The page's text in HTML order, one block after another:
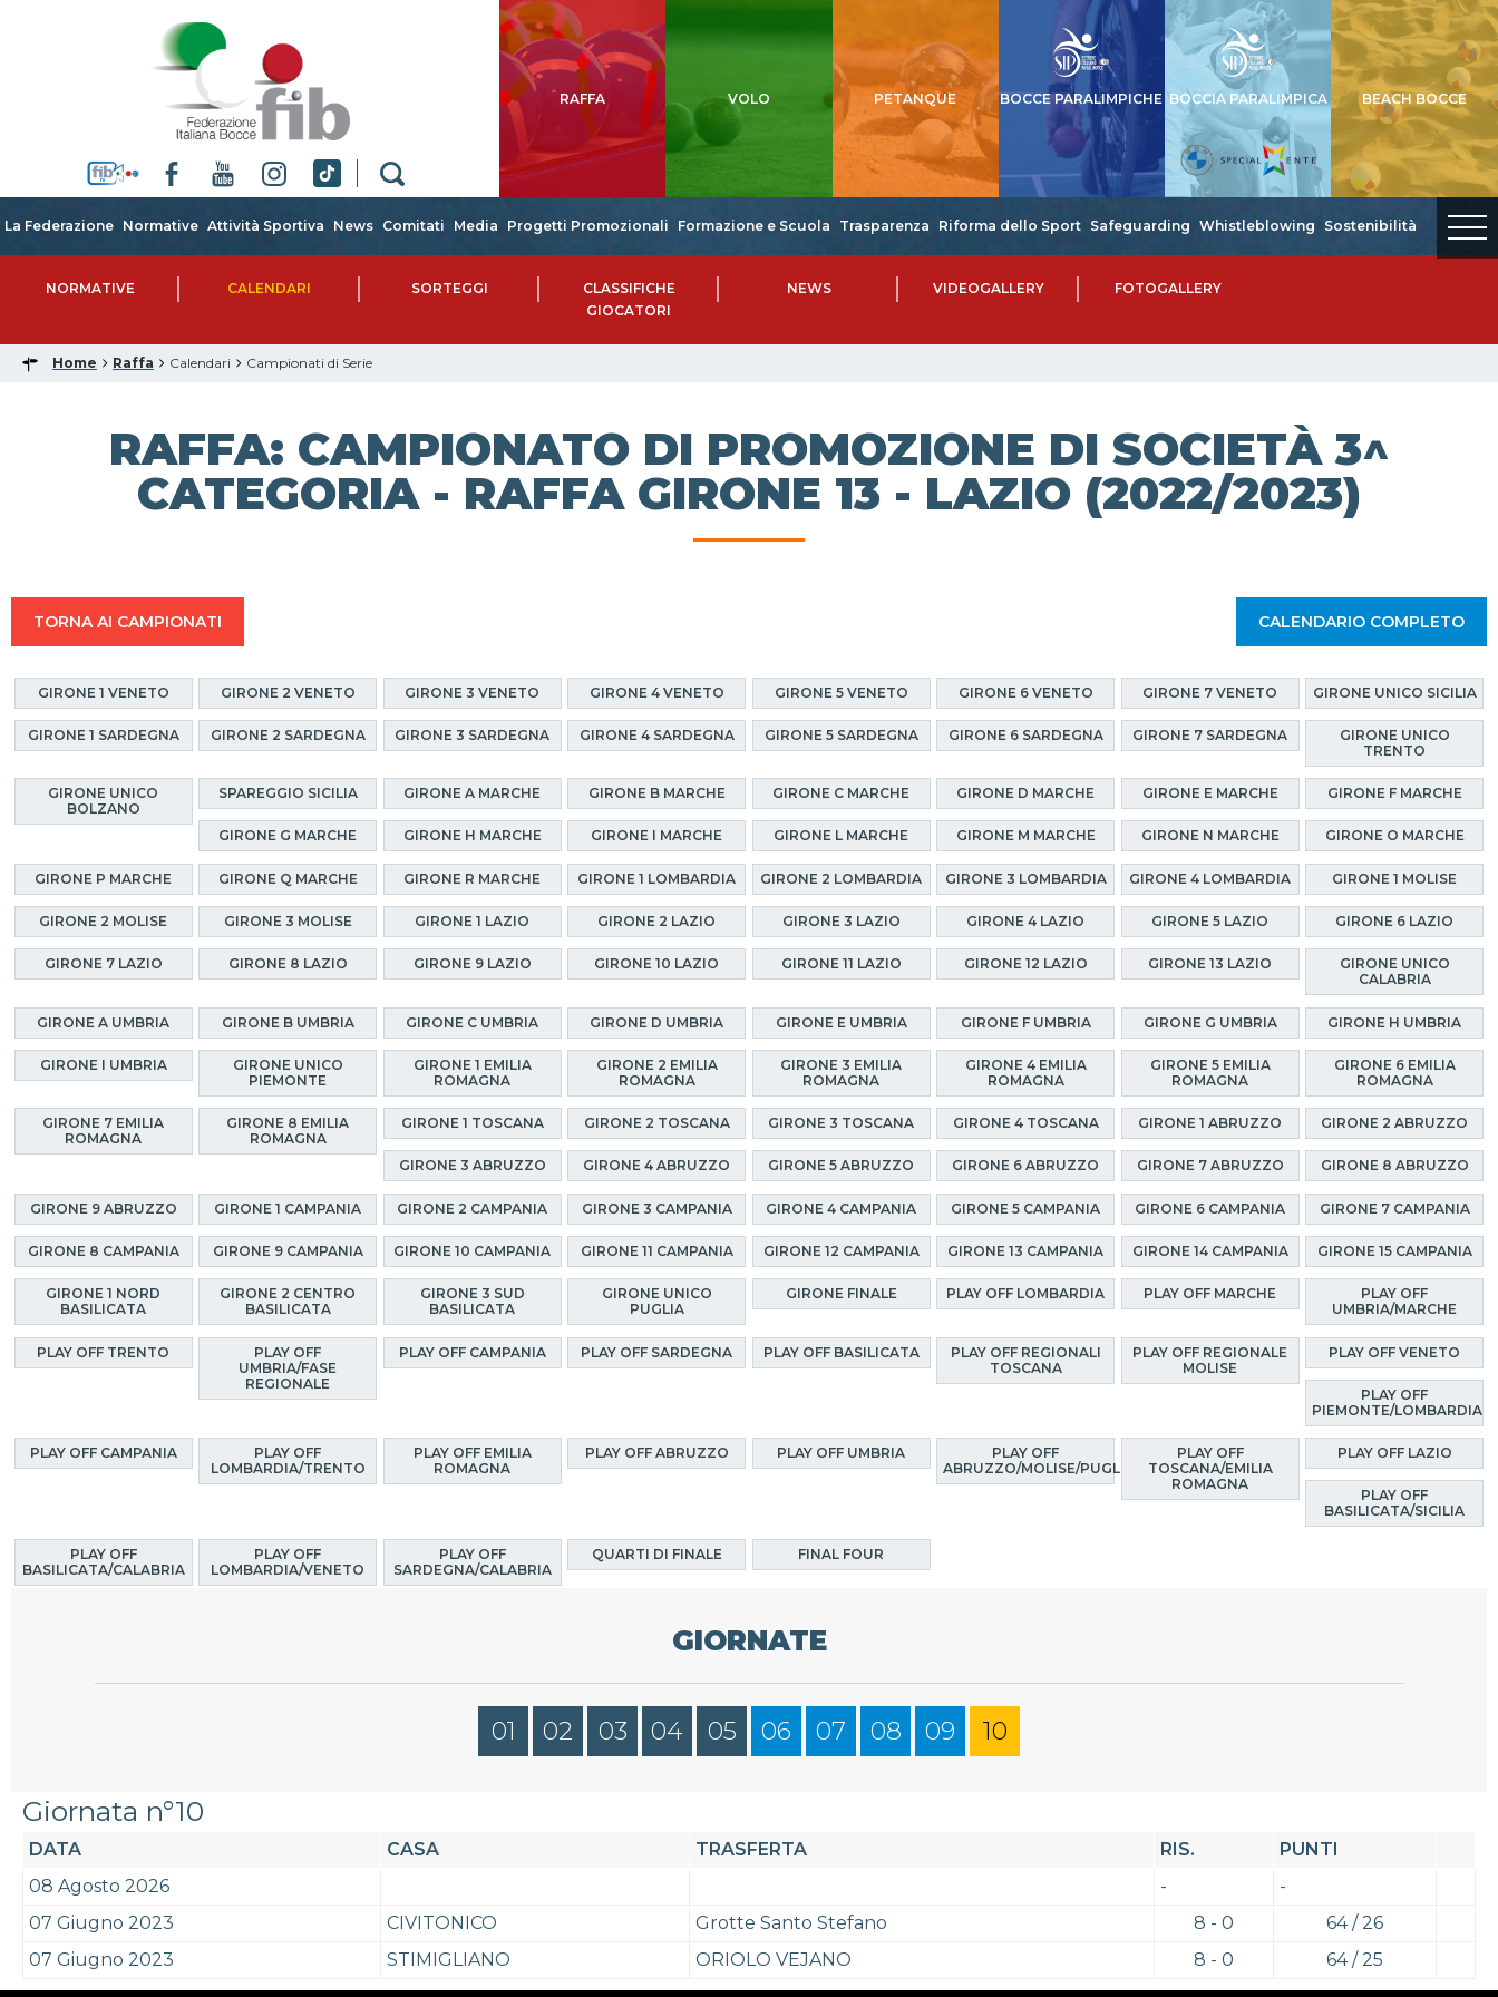
RAFFA VOLO PETANQUE BOCCE PARALIMPICHE BOCCIA PARALIMPICA BEACH BOCCE
La Federazione Normative Attività Sportiva News Comitati Media Progetti Promozionali Formazione e Scuola Trasparenza Riforma dello Sport Safeguarding Whistleblowing Sostenibilità
NORMATIVE CALENDARI SORTEGGI
CLASSIFICHE
GIOCATORI
NEWS VIDEOGALLERY FOTOGALLERY
Home Raffa Calendari Campionati di Serie
RAFFA: CAMPIONATO DI PROMOZIONE DI SOCIETÀ 3^
CATEGORIA - RAFFA GIRONE 13 - LAZIO (2022/2023)
TORNA AI CAMPIONATI CALENDARIO COMPLETO
GIRONE 1 VENETO GIRONE 2 VENETO GIRONE 3 VENETO GIRONE 4 VENETO GIRONE 5 VENETO GIRONE 6 VENETO GIRONE 7 VENETO GIRONE UNICO SICILIA
GIRONE 1 SARDEGNA GIRONE 2 SARDEGNA GIRONE 3 SARDEGNA GIRONE 4 SARDEGNA GIRONE 5 SARDEGNA GIRONE 6 SARDEGNA GIRONE 7 SARDEGNA
GIRONE UNICO
TRENTO
GIRONE UNICO
BOLZANO
SPAREGGIO SICILIA GIRONE A MARCHE GIRONE B MARCHE GIRONE C MARCHE GIRONE D MARCHE GIRONE E MARCHE GIRONE F MARCHE
GIRONE G MARCHE GIRONE H MARCHE GIRONE I MARCHE GIRONE L MARCHE GIRONE M MARCHE GIRONE N MARCHE GIRONE O MARCHE
GIRONE P MARCHE GIRONE Q MARCHE GIRONE R MARCHE GIRONE 1 LOMBARDIA GIRONE 2 LOMBARDIA GIRONE 3 LOMBARDIA GIRONE 4 LOMBARDIA GIRONE 1 MOLISE
GIRONE 2 MOLISE GIRONE 3 MOLISE GIRONE 1 LAZIO GIRONE 2 LAZIO GIRONE 3 LAZIO GIRONE 4 LAZIO GIRONE 5 LAZIO GIRONE 6 LAZIO
GIRONE 7 LAZIO GIRONE 8 LAZIO GIRONE 9 LAZIO GIRONE 10 LAZIO GIRONE 11 LAZIO GIRONE 12 LAZIO GIRONE 13 LAZIO
GIRONE UNICO
CALABRIA
GIRONE A UMBRIA GIRONE B UMBRIA GIRONE C UMBRIA GIRONE D UMBRIA GIRONE E UMBRIA GIRONE F UMBRIA GIRONE G UMBRIA GIRONE H UMBRIA
GIRONE I UMBRIA
GIRONE UNICO
PIEMONTE
GIRONE 1 EMILIA
ROMAGNA
GIRONE 2 EMILIA
ROMAGNA
GIRONE 3 EMILIA
ROMAGNA
GIRONE 4 EMILIA
ROMAGNA
GIRONE 5 EMILIA
ROMAGNA
GIRONE 6 EMILIA
ROMAGNA
GIRONE 7 EMILIA
ROMAGNA
GIRONE 8 EMILIA
ROMAGNA
GIRONE 1 TOSCANA GIRONE 2 TOSCANA GIRONE 3 TOSCANA GIRONE 4 TOSCANA GIRONE 1 ABRUZZO GIRONE 2 ABRUZZO
GIRONE 3 ABRUZZO GIRONE 4 ABRUZZO GIRONE 5 ABRUZZO GIRONE 6 ABRUZZO GIRONE 7 ABRUZZO GIRONE 8 ABRUZZO
GIRONE 9 ABRUZZO GIRONE 1 CAMPANIA GIRONE 2 CAMPANIA GIRONE 3 CAMPANIA GIRONE 4 CAMPANIA GIRONE 5 CAMPANIA GIRONE 6 CAMPANIA GIRONE 7 CAMPANIA
GIRONE 8 CAMPANIA GIRONE 9 CAMPANIA GIRONE 10 CAMPANIA GIRONE 11 CAMPANIA GIRONE 12 CAMPANIA GIRONE 13 CAMPANIA GIRONE 14 CAMPANIA GIRONE 15 CAMPANIA
GIRONE 1 NORD
BASILICATA
GIRONE 2 CENTRO
BASILICATA
GIRONE 3 SUD
BASILICATA
GIRONE UNICO
PUGLIA
GIRONE FINALE PLAY OFF LOMBARDIA PLAY OFF MARCHE
PLAY OFF
UMBRIA/MARCHE
PLAY OFF TRENTO
PLAY OFF
UMBRIA/FASE
REGIONALE
PLAY OFF CAMPANIA PLAY OFF SARDEGNA PLAY OFF BASILICATA
PLAY OFF REGIONALI
TOSCANA
PLAY OFF REGIONALE
MOLISE
PLAY OFF VENETO
PLAY OFF
PIEMONTE/LOMBARDIA
PLAY OFF CAMPANIA
PLAY OFF
LOMBARDIA/TRENTO
PLAY OFF EMILIA
ROMAGNA
PLAY OFF ABRUZZO PLAY OFF UMBRIA
PLAY OFF
ABRUZZO/MOLISE/PUGLIA
PLAY OFF
TOSCANA/EMILIA
ROMAGNA
PLAY OFF LAZIO
PLAY OFF
BASILICATA/SICILIA
PLAY OFF
BASILICATA/CALABRIA
PLAY OFF
LOMBARDIA/VENETO
PLAY OFF
SARDEGNA/CALABRIA
QUARTI DI FINALE FINAL FOUR
GIORNATE
01 02 03 04 05 06 07 08 09 10
Giornata n°10
DATA CASA TRASFERTA RIS.
PUNTI
08 Agosto 2026
-
-
07 Giugno 2023
CIVITONICO Grotte Santo Stefano 8 - 0
64 / 26
07 Giugno 2023
STIMIGLIANO ORIOLO VEJANO 8 - 0 64 / 25